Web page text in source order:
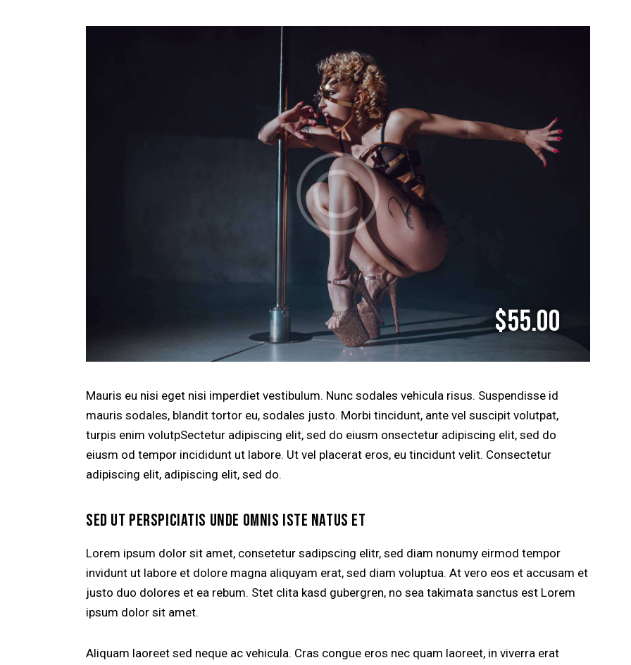
$55.00
Mauris eu nisi eget nisi imperdiet vestibulum. Nunc sodales vehicula risus. Suspendisse id
mauris sodales, blandit tortor eu, sodales justo. Morbi tincidunt, ante vel suscipit volutpat,
turpis enim volutpSectetur adipiscing elit, sed do eiusm onsectetur adipiscing elit, sed do
eiusm od tempor incididunt ut labore. Ut vel placerat eros, eu tincidunt velit. Consectetur
adipiscing elit, adipiscing elit, sed do.
SED UT PERSPICIATIS UNDE OMNIS ISTE NATUS ET
Lorem ipsum dolor sit amet, consetetur sadipscing elitr, sed diam nonumy eirmod tempor
invidunt ut labore et dolore magna aliquyam erat, sed diam voluptua. At vero eos et accusam et
justo duo dolores et ea rebum. Stet clita kasd gubergren, no sea takimata sanctus est Lorem
ipsum dolor sit amet.
Aliquam laoreet sed neque ac vehicula. Cras congue eros nec quam laoreet, in viverra erat